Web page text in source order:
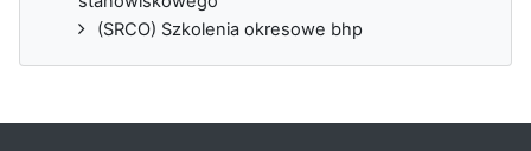
(SRCO) Szkolenia okresowe bhp